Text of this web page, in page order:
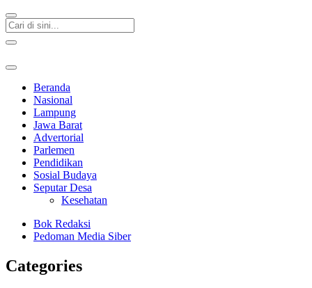
Beranda
Nasional
Lampung
Jawa Barat
Advertorial
Parlemen
Pendidikan
Sosial Budaya
Seputar Desa
Kesehatan
Bok Redaksi
Pedoman Media Siber
Categories